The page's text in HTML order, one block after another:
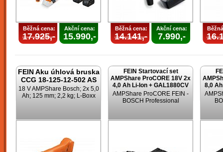
Běžná cena:
17.925,-
Akční cena:
15.990,-
Běžná cena:
14.141,-
Akční cena:
7.990,-
FEIN Aku úhlová bruska
CCG 18-125-12-502 AS
18 V AMPShare Bosch; 2x 5,0
Ah; 125 mm; 2,2 kg; L-Boxx
FEIN Startovací set
AMPShare ProCORE 18V 2x
4,0 Ah Li-Ion + GAL1880CV
AMPShare ProCORE FEIN -
BOSCH Professional
8,0